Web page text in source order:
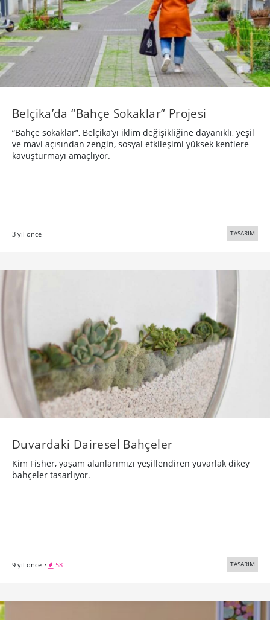
Belçika’da “Bahçe Sokaklar” Projesi
“Bahçe sokaklar”, Belçika’yı iklim değişikliğine dayanıklı, yeşil
ve mavi açısından zengin, sosyal etkileşimi yüksek kentlere
kavuşturmayı amaçlıyor.
3 yıl önce TASARIM
Duvardaki Dairesel Bahçeler
Kim Fisher, yaşam alanlarımızı yeşillendiren yuvarlak dikey
bahçeler tasarlıyor.
9 yıl önce · 58 TASARIM